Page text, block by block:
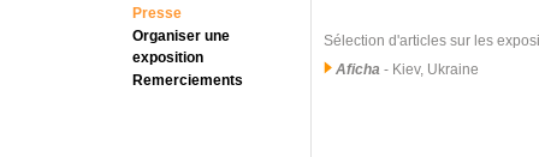
Presse
Organiser une
exposition
Remerciements
Sélection d'articles sur les
Aficha - Kiev, Ukraine